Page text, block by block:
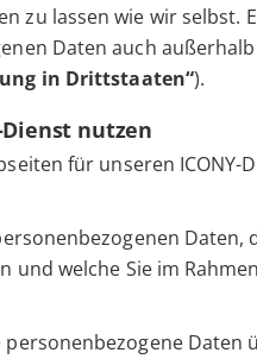
zu lassen wie wir selbst.
Daten auch außerhalb
in Drittstaaten“).
Dienst nutzen
für unseren
Daten,
und welche Sie im
Daten